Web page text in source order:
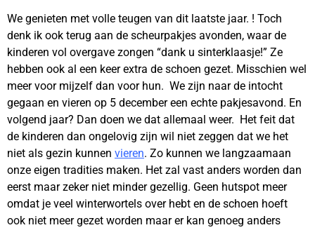
We genieten met volle teugen van dit laatste jaar. ! Toch
denk ik ook terug aan de scheurpakjes avonden, waar de
kinderen vol overgave zongen “dank u sinterklaasje!” Ze
hebben ook al een keer extra de schoen gezet. Misschien wel
meer voor mijzelf dan voor hun. We zijn naar de intocht
gegaan en vieren op 5 december een echte pakjesavond. En
volgend jaar? Dan doen we dat allemaal weer. Het feit dat
de kinderen dan ongelovig zijn wil niet zeggen dat we het
niet als gezin kunnen vieren. Zo kunnen we langzaamaan
onze eigen tradities maken. Het zal vast anders worden dan
eerst maar zeker niet minder gezellig. Geen hutspot meer
omdat je veel winterwortels over hebt en de schoen hoeft
ook niet meer gezet worden maar er kan genoeg anders